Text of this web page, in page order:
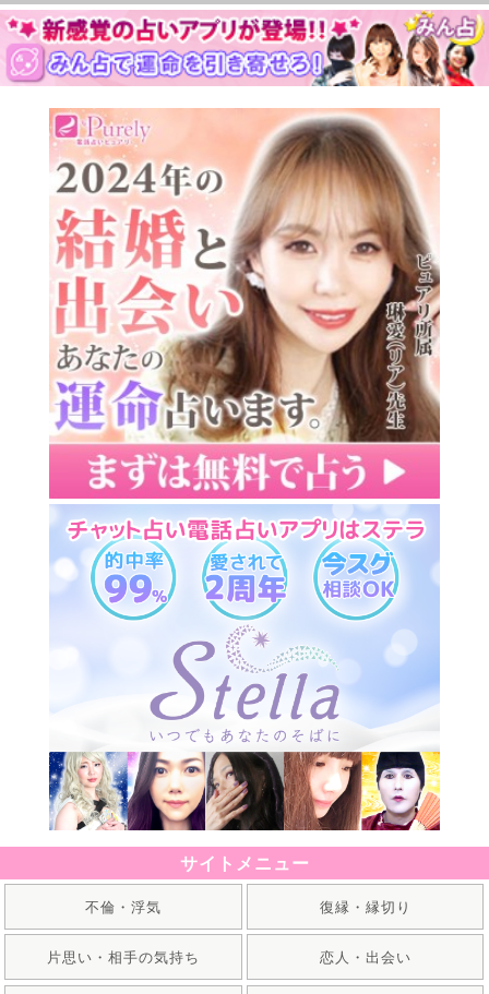
サイトメニュー
不倫・浮気 復縁・縁切り
片思い・相手の気持ち 恋人・出会い